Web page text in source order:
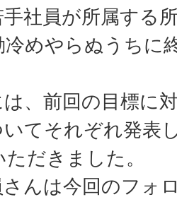
社員が所属する
冷めやらぬうちに
、前回の目標に
てそれぞれ発表
だきました。
さんは今回のフォ